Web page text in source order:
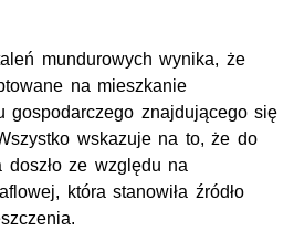
mundurowych wynika, że
na mieszkanie
gospodarczego znajdującego się
wskazuje na to, że do
ze względu na
która stanowiła źródło